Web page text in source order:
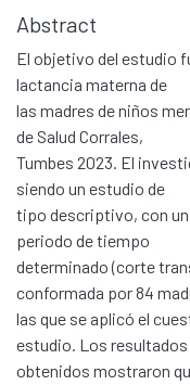
Abstract
El objetivo del estudio
lactancia materna de
las madres de niños
de Salud Corrales,
Tumbes 2023. El
siendo un estudio de
tipo descriptivo, con un
periodo de tiempo
determinado (corte
conformada por 84
las que se aplicó el
estudio. Los resultados
obtenidos mostraron